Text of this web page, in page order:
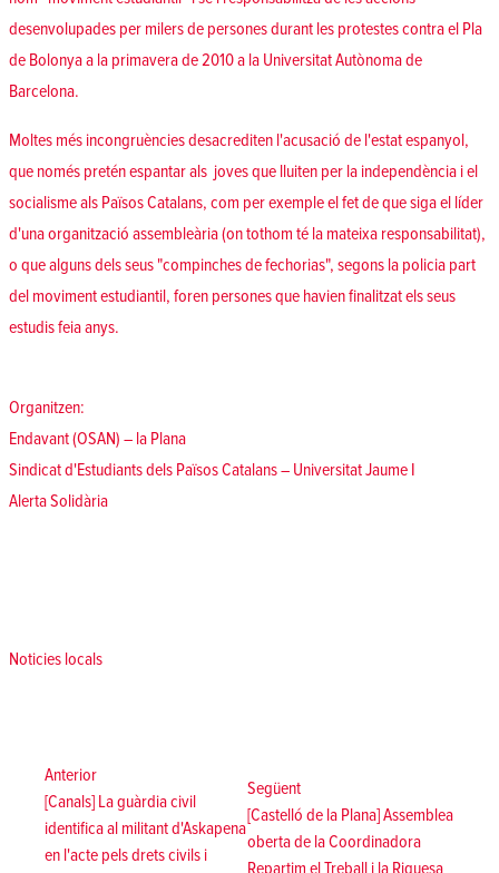
desenvolupades per milers de persones durant les protestes contra el Pla
de Bolonya a la primavera de 2010 a la Universitat Autònoma de
Barcelona.
Moltes més incongruències desacrediten l'acusació de l'estat espanyol,
que només pretén espantar als joves que lluiten per la independència i el
socialisme als Països Catalans, com per exemple el fet de que siga el líder
d'una organització assembleària (on tothom té la mateixa responsabilitat),
o que alguns dels seus "compinches de fechorias", segons la policia part
del moviment estudiantil, foren persones que havien finalitzat els seus
estudis feia anys.
Organitzen:
Endavant (OSAN) – la Plana
Sindicat d'Estudiants dels Països Catalans – Universitat Jaume I
Alerta Solidària
Posted in
Noticies locals
d'entradesAnteriorAnterior:
[Canals] La guàrdia civil
identifica al militant d'Askapena
en l'acte pels drets civils i
SegüentSegüent:
[Castelló de la Plana] Assemblea
oberta de la Coordinadora